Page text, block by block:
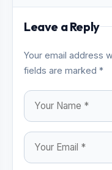
Leave a Reply
Your email address
fields are marked *